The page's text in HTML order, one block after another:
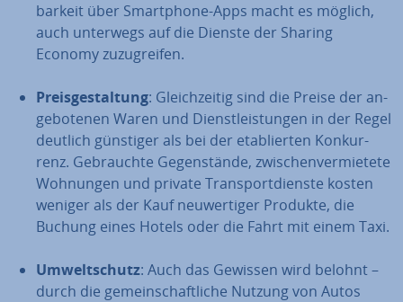
bar­keit über Smart­phone-Apps macht es möglich,
auch unterwegs auf die Dienste der Sharing
Economy zu­zu­grei­fen.
Preis­ge­stal­tung: Gleich­zei­tig sind die Preise der an­
ge­bo­te­nen Waren und Dienst­leis­tun­gen in der Regel
deutlich günstiger als bei der eta­blier­ten Kon­kur­
renz. Ge­brauch­te Ge­gen­stän­de, zwi­schen­ver­mie­te­te
Wohnungen und private Trans­port­diens­te kosten
weniger als der Kauf neu­wer­ti­ger Produkte, die
Buchung eines Hotels oder die Fahrt mit einem Taxi.
Um­welt­schutz: Auch das Gewissen wird belohnt –
durch die ge­mein­schaft­li­che Nutzung von Autos